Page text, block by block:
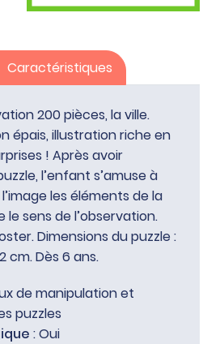
Caractéristiques
200 pièces, la ville.
épais, illustration riche en
! Après avoir
l’enfant s’amuse à
les éléments de la
le sens de l’observation.
Dimensions du puzzle :
cm. Dès 6 ans.
de manipulation et
puzzles
: Oui